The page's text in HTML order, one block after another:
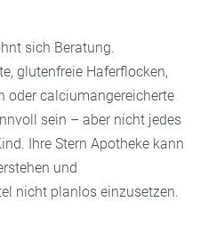
sich Beratung.
glutenfreie Haferflocken,
oder calciumangereicherte
sein – aber nicht jedes
Ihre Stern Apotheke kann
und
nicht planlos einzusetzen.